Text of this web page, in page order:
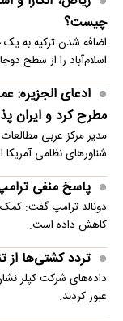
چیست؟
اضافه شدن ترکیه به
اسلام‌آباد را از سطح
ادعای الجزیره:
مطرح کرد و ایران
مدیر مرکز عربی
شناورهای نظامی
پاسخ منفی
دونالد ترامپ گفت:
کاهش داده است.
تردد کشتی‌ها از
داده‌های شرکت کپلر
عبور کردند.